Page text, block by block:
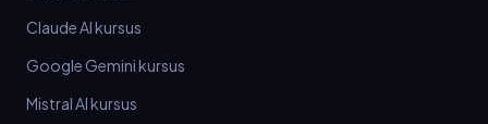
Claude AI kursus
Google Gemini kursus
Mistral AI kursus